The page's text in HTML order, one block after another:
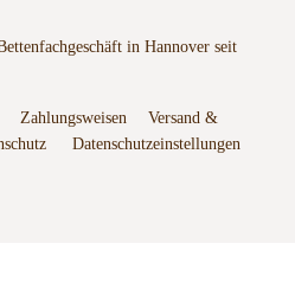
in Hannover seit
Zahlungsweisen
Versand &
Datenschutzeinstellungen